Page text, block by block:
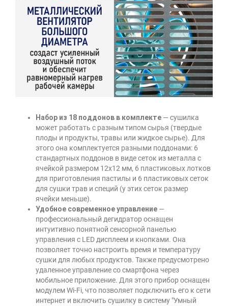
Набор из 18 поддонов в комплекте — сушилка
может работать с разным типом сырья (твердые
плоды и продукты, травы или жидкое сырье). Для
этого она комплектуется разными поддонами: 6
стандартных поддонов в виде сеток из металла с
ячейкой размером 12х12 мм, 6 пластиковых лотков
для приготовления пастилы и 6 пластиковых сеток
для сушки трав и специй (у этих сеток размер
ячейки меньше).
Удобное современное управление —
профессиональный дегидратор оснащен
интуитивно понятной сенсорной панелью
управления с LED дисплеем и кнопками. Она
позволяет точно настроить время и температуру
сушки для любых продуктов. Также предусмотрено
удаленное управление со смартфона через
мобильное приложение. Для этого прибор оснащен
модулем Wi-Fi, что позволяет подключить его к сети
интернет и включить сушилку в систему "Умный